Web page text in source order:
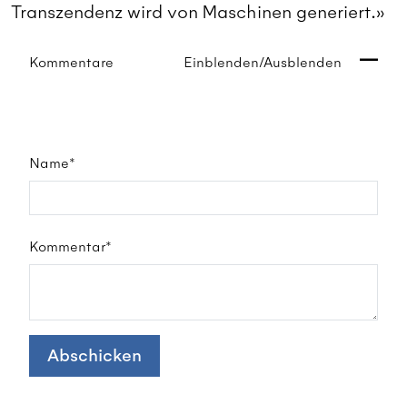
Transzendenz wird von Maschinen generiert.»
Kommentare Einblenden/Ausblenden
Name*
Kommentar*
Abschicken